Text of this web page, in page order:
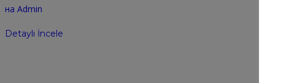
на Admin
Detaylı İncele